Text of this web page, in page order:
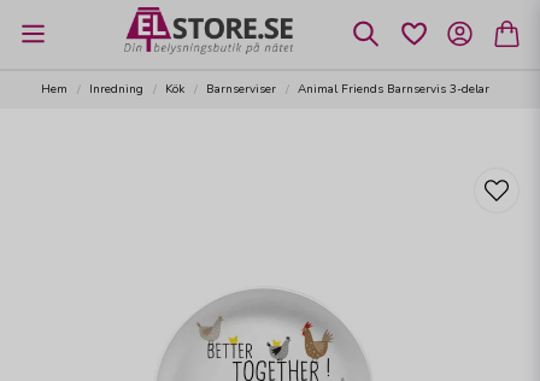
Hem Inredning Kök Barnserviser Animal Friends Barnservis 3-delar